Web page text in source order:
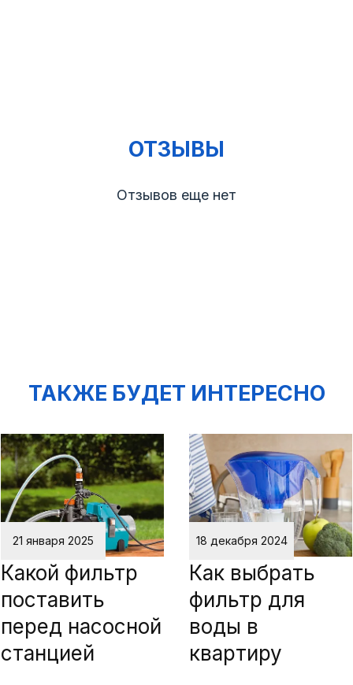
ОТЗЫВЫ
Отзывов еще нет
ТАКЖЕ БУДЕТ ИНТЕРЕСНО
21 января 2025
Какой фильтр
поставить
перед насосной
станцией
18 декабря 2024
Как выбрать
фильтр для
воды в
квартиру